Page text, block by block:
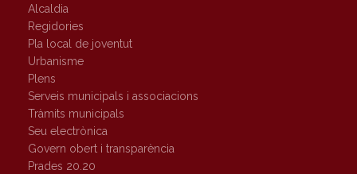
Alcaldia
Regidories
Pla local de joventut
Urbanisme
Plens
Serveis municipals i associacions
Tràmits municipals
Seu electrònica
Govern obert i transparència
Prades 20.20